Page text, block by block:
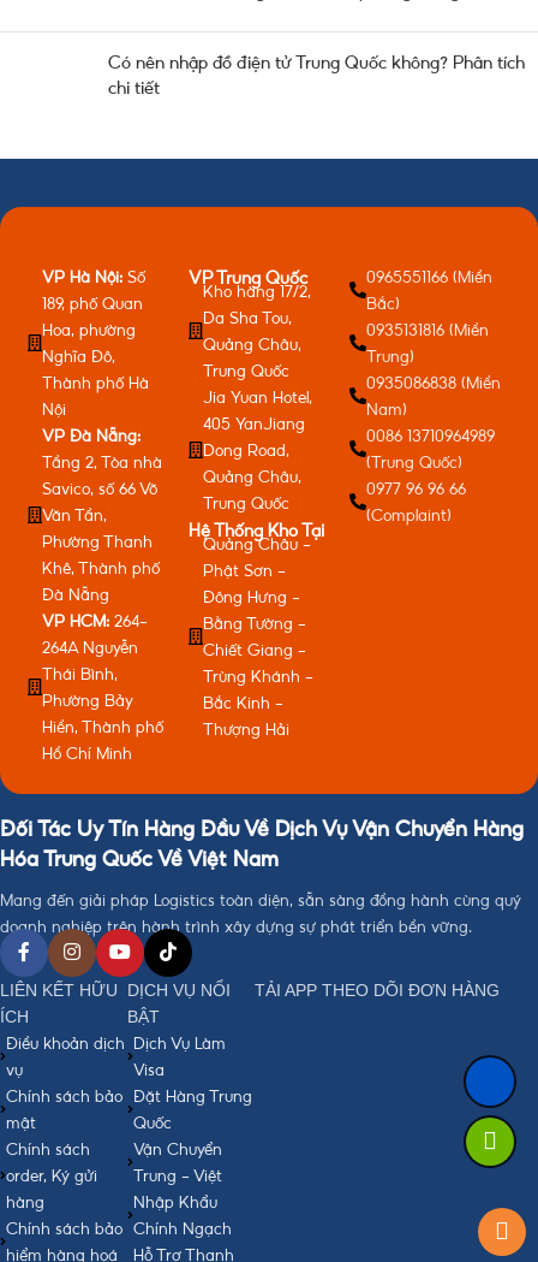
Có nên nhập đồ điện tử Trung Quốc không? Phân tích
chi tiết
VP Hà Nội: Số
189, phố Quan
Hoa, phường
Nghĩa Đô,
Thành phố Hà
Nội
VP Đà Nẵng:
Tầng 2, Tòa nhà
Savico, số 66 Võ
Văn Tần,
Phường Thanh
Khê, Thành phố
Đà Nẵng
VP HCM: 264-
264A Nguyễn
Thái Bình,
Phường Bảy
Hiền, Thành phố
Hồ Chí Minh
VP Trung Quốc
Kho hàng 17/2,
Da Sha Tou,
Quảng Châu,
Trung Quốc
Jia Yuan Hotel,
405 YanJiang
Dong Road,
Quảng Châu,
Trung Quốc
Hệ Thống Kho Tại
Quảng Châu -
Phật Sơn -
Đông Hưng -
Bằng Tường -
Chiết Giang -
Trùng Khánh -
Bắc Kinh -
Thượng Hải
0965551166 (Miền
Bắc)
0935131816 (Miền
Trung)
0935086838 (Miền
Nam)
0086 13710964989
(Trung Quốc)
0977 96 96 66
(Complaint)
Đối Tác Uy Tín Hàng Đầu Về Dịch Vụ Vận Chuyển Hàng
Hóa Trung Quốc Về Việt Nam
Mang đến giải pháp Logistics toàn diện, sẵn sàng đồng hành cùng quý
doanh nghiệp trên hành trình xây dựng sự phát triển bền vững.
LIÊN KẾT HỮU
ÍCH
Điều khoản dịch
vụ
Chính sách bảo
mật
Chính sách
order, Ký gửi
hàng
Chính sách bảo
hiểm hàng hoá
DỊCH VỤ NỔI
BẬT
Dịch Vụ Làm
Visa
Đặt Hàng Trung
Quốc
Vận Chuyển
Trung - Việt
Nhập Khẩu
Chính Ngạch
Hỗ Trợ Thanh
TẢI APP THEO DÕI ĐƠN HÀNG